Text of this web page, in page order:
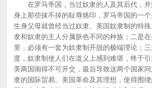
在罗马帝国，当过奴隶的人及其后代，并
身上那些抹不掉的耻辱烙印，罗马帝国的一
生身父母就曾经当过奴隶。美国奴隶制的特
隶和奴隶的主人分属肤色不同的种族；二是
里，必须有一套为奴隶制开脱的极端理论；
度，奴隶制使人们在道义上感到难堪，终于
美两国闹得不可开交，最后导致这两个国家
隶的国际贸易。美国革命及其理想，使得围